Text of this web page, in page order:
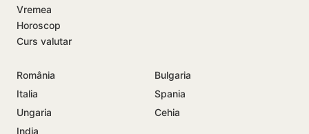
Vremea
Horoscop
Curs valutar
România
Bulgaria
Italia
Spania
Ungaria
Cehia
India